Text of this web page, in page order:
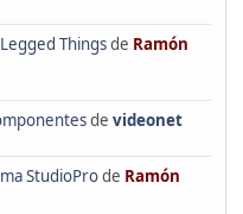
Thingsde Ramón
de videonet
StudioProde Ramón